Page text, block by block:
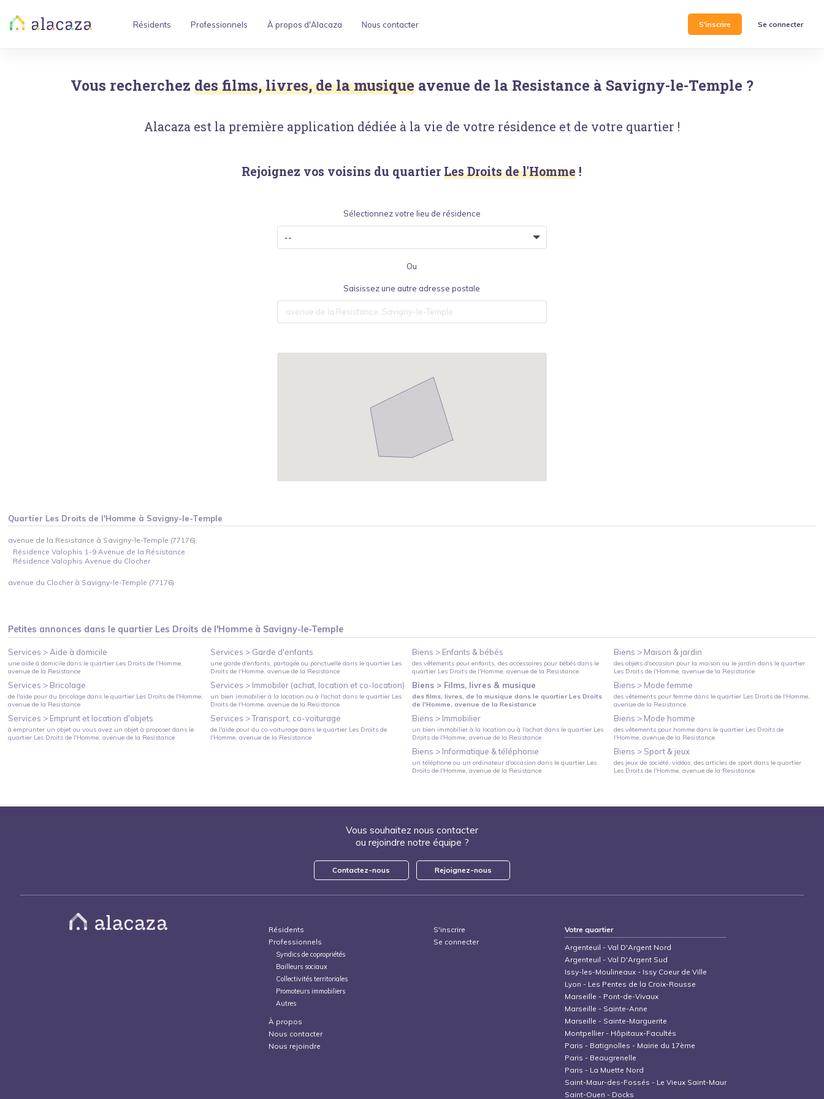
Résidents Professionnels À propos d'Alacaza Nous contacter S'inscrire Se connecter
Vous recherchez des films, livres, de la musique avenue de la Resistance à Savigny-le-Temple ?
Alacaza est la première application dédiée à la vie de votre résidence et de votre quartier !
Rejoignez vos voisins du quartier Les Droits de l'Homme !
Sélectionnez votre lieu de résidence
Ou
Saisissez une autre adresse postale
Quartier Les Droits de l'Homme à Savigny-le-Temple
avenue de la Resistance à Savigny-le-Temple (77176),
Résidence Valophis 1-9 Avenue de la Résistance
Résidence Valophis Avenue du Clocher
avenue du Clocher à Savigny-le-Temple (77176)
Petites annonces dans le quartier Les Droits de l'Homme à Savigny-le-Temple
Services >Aide à domicile
une aide à domicile dans le quartier Les Droits de l'Homme,
avenue de la Resistance
Services > Bricolage
de l'aide pour du bricolage dans le quartier Les Droits de l'Homme,
avenue de la Resistance
Services > Emprunt et location d'objets
à emprunter un objet ou vous avez un objet à proposer dans le
quartier Les Droits de l'Homme, avenue de la Resistance
Services > Garde d'enfants
une garde d'enfants, partagée ou ponctuelledans le quartier Les
Droits de l'Homme, avenue de la Resistance
Services > Immobiler (achat, location et co-location)
un bien immobilier à la location ou à l'achatdans le quartier Les
Droits de l'Homme, avenue de la Resistance
Services >Transport, co-voiturage
de l'aide pour du co-voituragedans le quartier Les Droits de
l'Homme, avenue de la Resistance
Biens > Enfants & bébés
des vêtements pour enfants, des accessoires pour bébésdans le
quartier Les Droits de l'Homme, avenue de la Resistance
Biens > Films, livres & musique
des films, livres, de la musique dans le quartier Les Droits
de l'Homme, avenue de la Resistance
Biens > Immobilier
un bien immobilier à la location ou à l'achatdans le quartier Les
Droits de l'Homme, avenue de la Resistance
Biens > Informatique & téléphonie
un téléphone ou un ordinateur d'occasion dans le quartier Les
Droits de l'Homme, avenue de la Resistance
Biens > Maison & jardin
des objets d'occasion pour la maison ou le jardin dans le quartier
Les Droits de l'Homme, avenue de la Resistance
Biens > Mode femme
des vêtements pour femme dans le quartier Les Droits de l'Homme,
avenue de la Resistance
Biens > Mode homme
des vêtements pour homme dans le quartier Les Droits de
l'Homme, avenue de la Resistance
Biens > Sport & jeux
des jeux de société, vidéos, des articles de sport dans le quartier
Les Droits de l'Homme, avenue de la Resistance
Vous souhaitez nous contacter
ou rejoindre notre équipe ?
Contactez-nous Rejoignez-nous
Résidents
Professionnels
Syndics de copropriétés
Bailleurs sociaux
Collectivités territoriales
Promoteurs immobiliers
Autres
À propos
Nous contacter
Nous rejoindre
S'inscrire
Se connecter
Votre quartier
Argenteuil -Val D'Argent Nord
Argenteuil -Val D'Argent Sud
Issy-les-Moulineaux - Issy Coeur de Ville
Lyon - Les Pentes de la Croix-Rousse
Marseille - Pont-de-Vivaux
Marseille - Sainte-Anne
Marseille - Sainte-Marguerite
Montpellier- Hôpitaux-Facultés
Paris - Batignolles - Mairie du 17ème
Paris - Beaugrenelle
Paris - La Muette Nord
Saint-Maur-des-Fossés - Le Vieux Saint-Maur
Saint-Ouen - Docks